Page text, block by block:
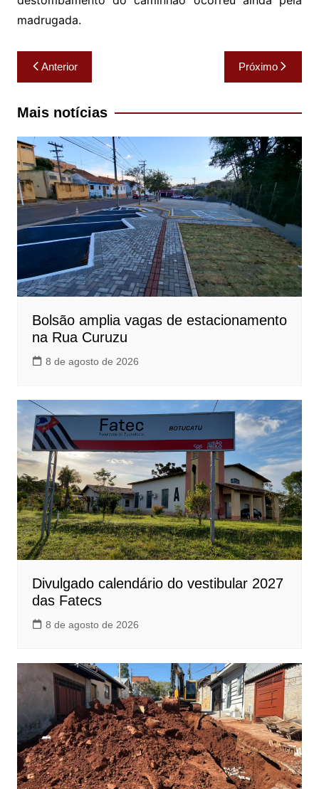
madrugada.
Navegação
de
Post
Anterior Próximo
Mais notícias
Bolsão amplia vagas de estacionamento
na Rua Curuzu
8 de agosto de 2026
Divulgado calendário do vestibular 2027
das Fatecs
8 de agosto de 2026